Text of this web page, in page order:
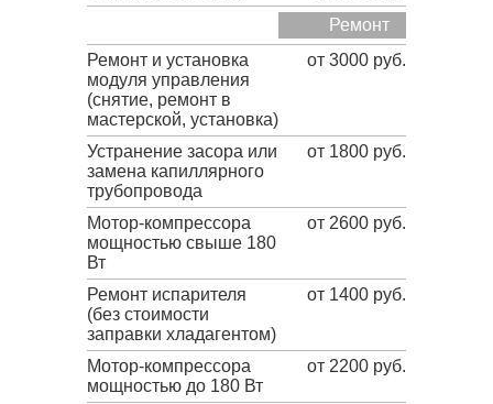
Ремонт
Ремонт и установка
модуля управления
(снятие, ремонт в
мастерской, установка)
от 3000 руб.
Устранение засора или
замена капиллярного
трубопровода
от 1800 руб.
Мотор-компрессора
мощностью свыше 180
Вт
от 2600 руб.
Ремонт испарителя
(без стоимости
заправки хладагентом)
от 1400 руб.
Мотор-компрессора
мощностью до 180 Вт
от 2200 руб.